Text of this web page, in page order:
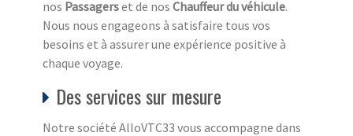
nos Passagerset de nos Chauffeur du véhicule.
Nous nous engageons à satisfaire tous vos
besoins et à assurer une expérience positive à
chaque voyage.
Des services sur mesure
Notre société AlloVTC33 vous accompagne dans